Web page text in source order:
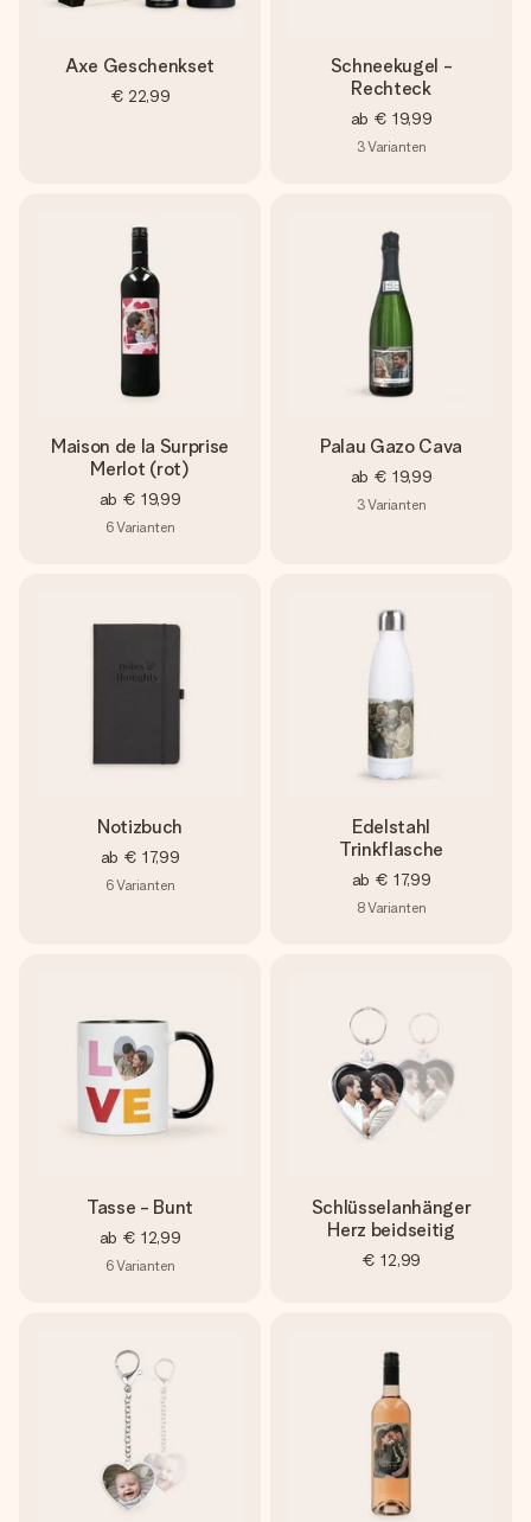
Axe Geschenkset
€ 22,99
Schneekugel -
Rechteck
ab € 19,99
3Varianten
Maison de la Surprise
Merlot (rot)
ab € 19,99
6Varianten
Palau Gazo Cava
ab € 19,99
3Varianten
Notizbuch
ab € 17,99
6Varianten
Edelstahl
Trinkflasche
ab € 17,99
8Varianten
Tasse - Bunt
ab € 12,99
6Varianten
Schlüsselanhänger
Herz beidseitig
€ 12,99